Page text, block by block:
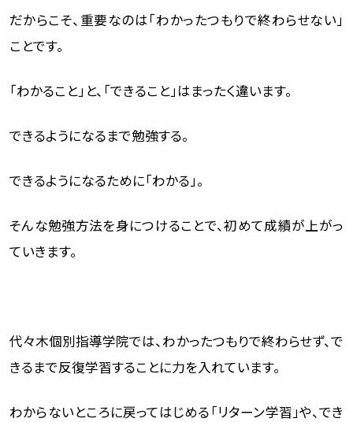
だからこそ、重要なのは「わかったつもりで終わらせない」
ことです。
「わかること」と、「できること」はまったく違います。
できるようになるまで勉強する。
できるようになるために「わかる」。
そんな勉強方法を身につけることで、初めて成績が上がっ
ていきます。
代々木個別指導学院では、わかったつもりで終わらせず、で
きるまで反復学習することに力を入れています。
わからないところに戻ってはじめる「リターン学習」や、でき